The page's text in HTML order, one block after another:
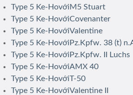
Type 5 Ke-HovớiM5 Stuart
Type 5 Ke-HovớiCovenanter
Type 5 Ke-HovớiValentine
Type 5 Ke-HovớiPz.Kpfw. 38 (t)
Type 5 Ke-HovớiPz.Kpfw. II Luchs
Type 5 Ke-HovớiAMX 40
Type 5 Ke-HovớiT-50
Type 5 Ke-HovớiValentine II